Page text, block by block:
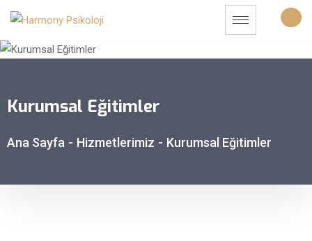
Kurumsal Eğitimler
Ana Sayfa - Hizmetlerimiz - Kurumsal Eğitimler